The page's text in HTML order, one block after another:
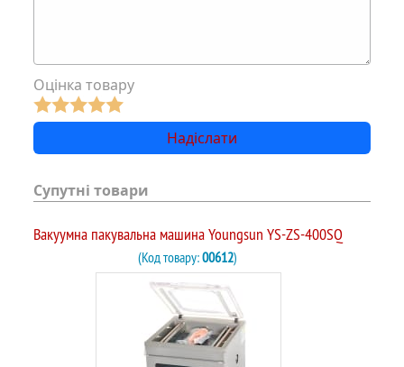
Оцінка товару
Супутні товари
Вакуумна пакувальна машина Youngsun YS-ZS-400SQ
(Код товару:00612)